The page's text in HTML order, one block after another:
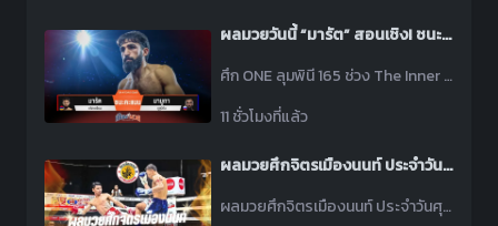
ผลมวยวันนี้ “มารัต” สอนเชิง! ชนะแต้ม “มามูกา” ลิ่วทัวร์นาเมนต์ คิกบ็อกซิง
ศึก ONE ลุมพินี 165 ช่วง The Inner Circle 25 วันนี้ “มารัต กริกอเรียน” เดินเตะขาต่อยหมัดไล่อัดจนชนะคะแนน “มามูกา อูซูบิยัน” ลิ่วรอบต่อไป ONE ซามูไร ทัวร์นาเมนต์ คิกบ็อกซิง
11 ชั่วโมงที่แล้ว
ผลมวยศึกจิตรเมืองนนท์ ประจำวันศุกร์ที่ 7 สิงหาคม 2569
ผลมวยศึกจิตรเมืองนนท์ ประจำวันศุกร์ที่ 7 สิงหาคม 2569 โดยมีคู่เอกเป็น ตาลเดี่ยว ป.ประวิทย์ พบ พิชัย ม.ราชภัฎโคราช